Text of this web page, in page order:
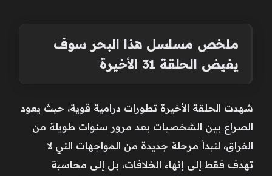
ملخص مسلسل هذا البحر سوف
يفيض الحلقة 31 الأخيرة
شهدت الحلقة الأخيرة تطورات درامية قوية، حيث يعود
الصراع بين الشخصيات بعد مرور سنوات طويلة من
الفراق، لتبدأ مرحلة جديدة من المواجهات التي لا
تهدف فقط إلى إنهاء الخلافات، بل إلى محاسبة